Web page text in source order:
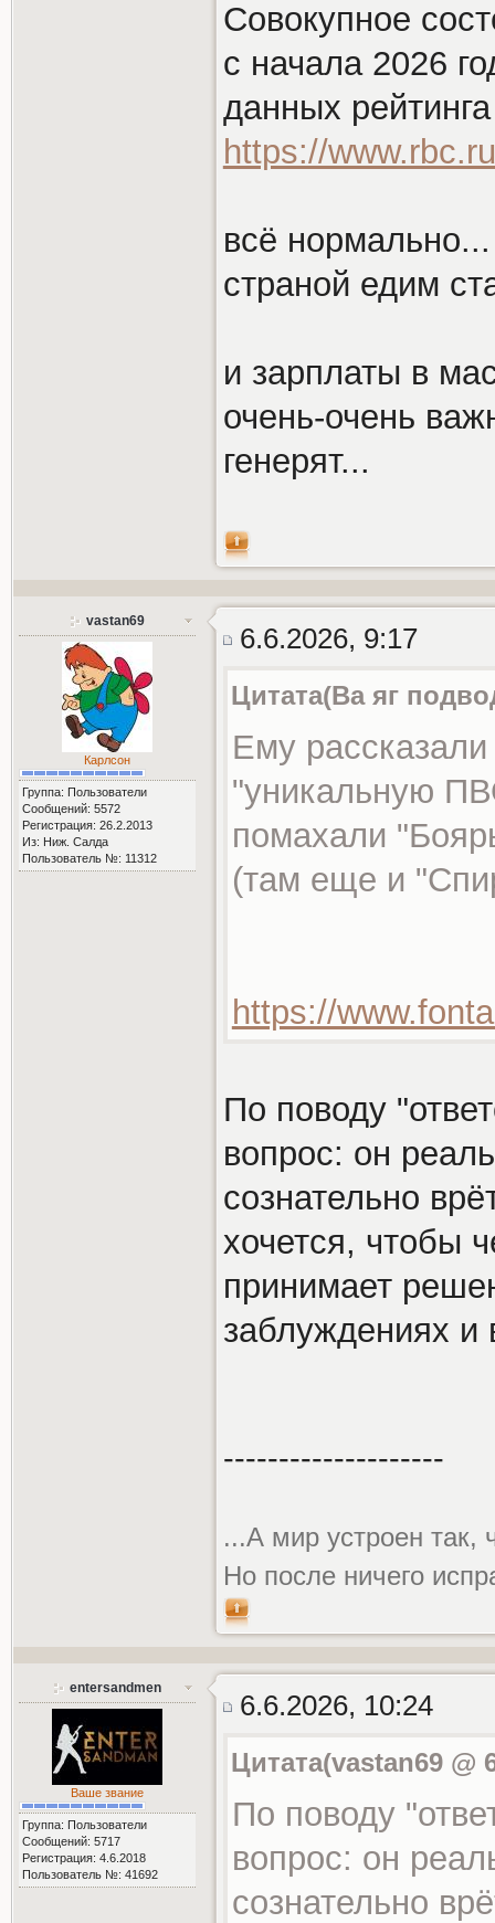
Совокупное
с начала 2026
данных
https://
всё
страной едим
и зарплаты в
очень-очень
генерят...
vastan69
Карлсон
Группа: Пользователи
Сообщений: 5572
Регистрация: 26.2.2013
Из: Ниж. Салда
Пользователь №: 11312
6.6.2026, 9:17
Цитата(Ва яг
Ему
"уникальную
помахали
(там еще и
https://
По поводу
вопрос: он
сознательно
хочется, чтобы
принимает
заблуждениях и
--------------------
...А мир устроен так,
Но после ничего
entersandmen
Ваше звание
Группа: Пользователи
Сообщений: 5717
Регистрация: 4.6.2018
Пользователь №: 41692
6.6.2026, 10:24
Цитата(vastan69 @
По поводу
вопрос: он
сознательно